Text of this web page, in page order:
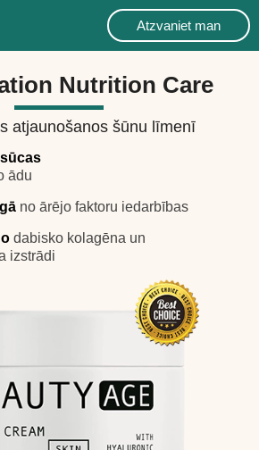
Atzvaniet man
Nutrition Care
atjaunošanos šūnu līmenī
ādu
no ārējo faktoru iedarbības
dabisko kolagēna un
izstrādi